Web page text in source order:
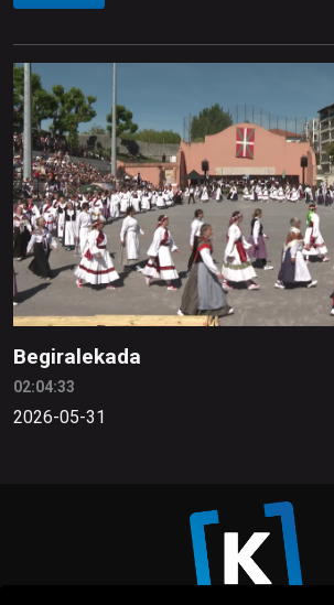
Begiralekada
02:04:33
2026-05-31